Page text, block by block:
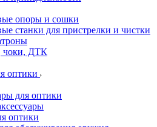
опоры и сошки
станки для пристрелки и чистки
чоки, ДТК
оптики
для оптики
оптики